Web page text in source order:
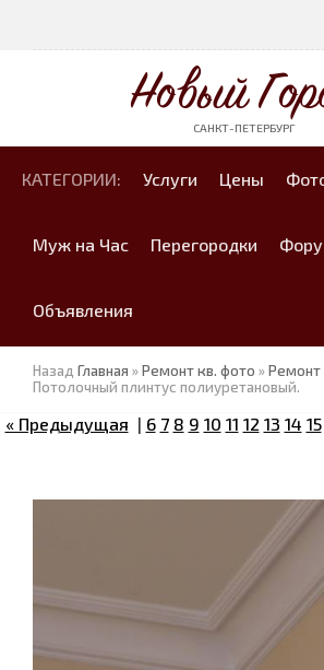
Новый
САНКТ-ПЕТЕРБУРГ
КАТЕГОРИИ: Услуги Цены
Муж на Час Перегородки
Объявления
Назад Главная »Ремонт кв. фото »Ремонт
Потолочный плинтус полиуретановый.
« Предыдущая | 6 7 8 9 10 11 12 13 14 15